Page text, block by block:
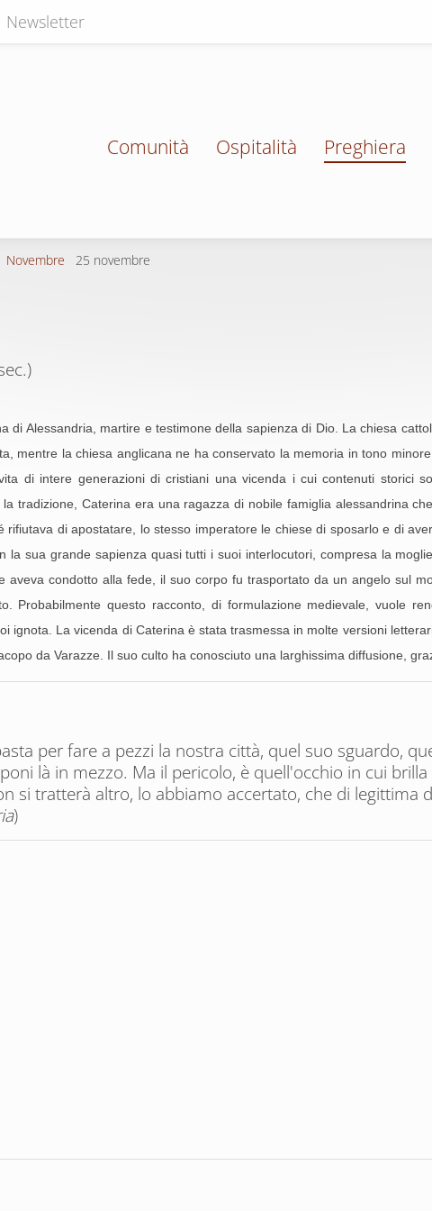
Newsletter
Comunità Ospitalità Preghiera
Novembre 25 novembre
di Alessandria, martire e testimone della sapienza di Dio. La chiesa
mentre la chiesa anglicana ne ha conservato la memoria in tono
di intere generazioni di cristiani una vicenda i cui contenuti storici
tradizione, Caterina era una ragazza di nobile famiglia alessandrina
rifiutava di apostatare, lo stesso imperatore le chiese di sposarlo e di
la sua grande sapienza quasi tutti i suoi interlocutori, compresa la
aveva condotto alla fede, il suo corpo fu trasportato da un angelo sul
Probabilmente questo racconto, di formulazione medievale, vuole
ignota. La vicenda di Caterina è stata trasmessa in molte versioni
da Varazze. Il suo culto ha conosciuto una larghissima diffusione,
per fare a pezzi la nostra città, quel suo sguardo,
là in mezzo. Ma il pericolo, è quell'occhio in cui
si tratterà altro, lo abbiamo accertato, che di legittima
)